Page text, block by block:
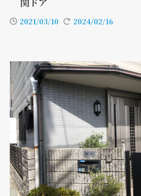
2021/03/10 2024/02/16